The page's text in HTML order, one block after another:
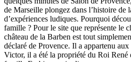
de Marseille plongez dans l’histoire de
d’expériences ludiques. Pourquoi
famille ? Pour le site que représente le
château de la Barben est tout
déclaré de Provence. Il a appartenu
Victor, il a été la propriété du Roi René